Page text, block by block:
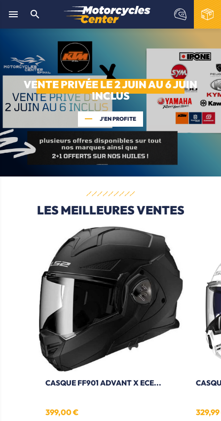
 
VENTE PRIVÉE LE 2 JUIN AU 6 JUIN
INCLUS
J'EN PROFITE
LES MEILLEURES VENTES
CASQUE FF901 ADVANT X ECE...
Prix
399,00 € Prix